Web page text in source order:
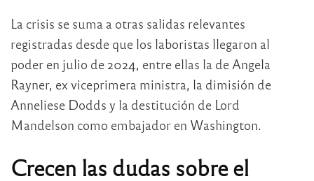
La crisis se suma a otras salidas relevantes
registradas desde que los laboristas llegaron al
poder en julio de 2024, entre ellas la de Angela
Rayner, ex viceprimera ministra, la dimisión de
Anneliese Dodds y la destitución de Lord
Mandelson como embajador en Washington.
Crecen las dudas sobre el